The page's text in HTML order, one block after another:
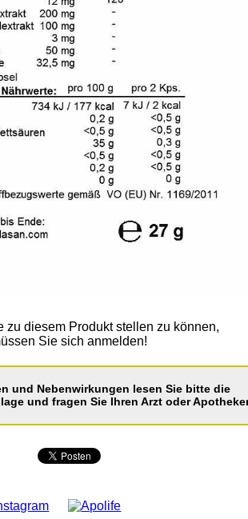
zu diesem Produkt stellen zu können,
Sie sich anmelden!
und Nebenwirkungen lesen Sie bitte die
und fragen Sie Ihren Arzt oder